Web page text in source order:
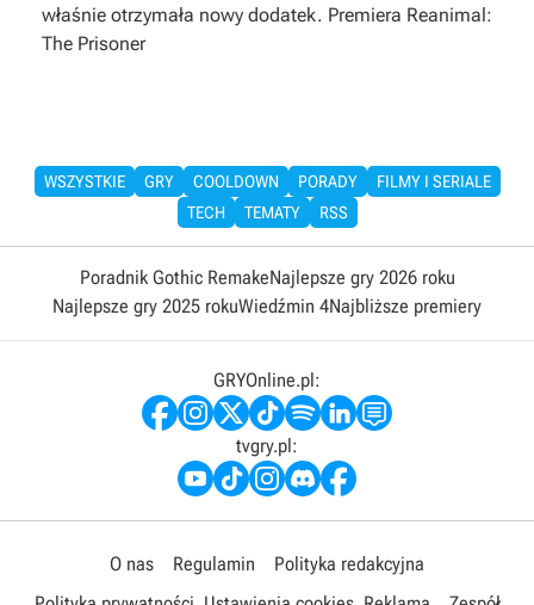
właśnie otrzymała nowy dodatek. Premiera Reanimal:
The Prisoner
WSZYSTKIE GRY COOLDOWN PORADY
FILMY I SERIALE
TECH
TEMATY RSS
Poradnik Gothic RemakeNajlepsze gry 2026 roku
Najlepsze gry 2025 rokuWiedźmin 4Najbliższe premiery
GRYOnline.pl:
tvgry.pl:
O nas Regulamin
Polityka redakcyjna